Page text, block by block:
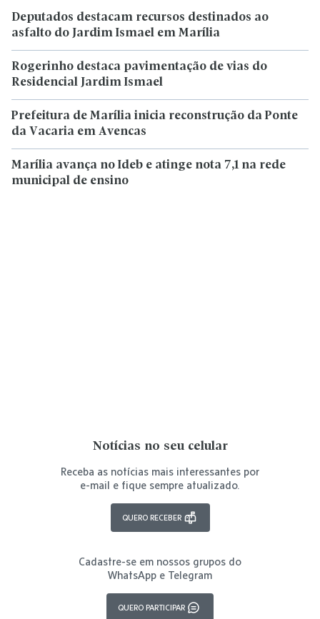
Deputados destacam recursos destinados ao
asfalto do Jardim Ismael em Marília
Rogerinho destaca pavimentação de vias do
Residencial Jardim Ismael
Prefeitura de Marília inicia reconstrução da Ponte
da Vacaria em Avencas
Marília avança no Ideb e atinge nota 7,1 na rede
municipal de ensino
Notícias no seu celular
Receba as notícias mais interessantes por
e-mail e fique sempre atualizado.
QUERO RECEBER
Cadastre-se em nossos grupos do
WhatsApp e Telegram
QUERO PARTICIPAR